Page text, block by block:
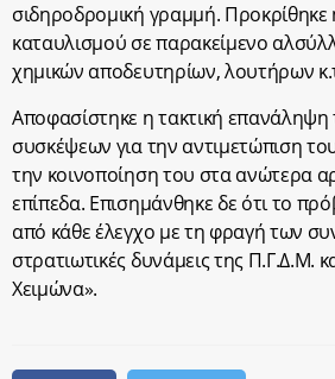
σιδηροδρομική γραμμή.
καταυλισμού σε παρακείμενο
χημικών αποδευτηρίων, λουτήρων
Αποφασίστηκε η τακτική επανάληψη
συσκέψεων για την αντιμετώπιση
την κοινοποίηση του στα ανώτερα
επίπεδα. Επισημάνθηκε δε ότι το
από κάθε έλεγχο με τη φραγή των
στρατιωτικές δυνάμεις της Π.Γ.Δ.Μ.
Χειμώνα».